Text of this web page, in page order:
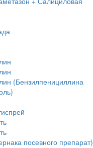
(Бензилпенициллина
посевного препарат)